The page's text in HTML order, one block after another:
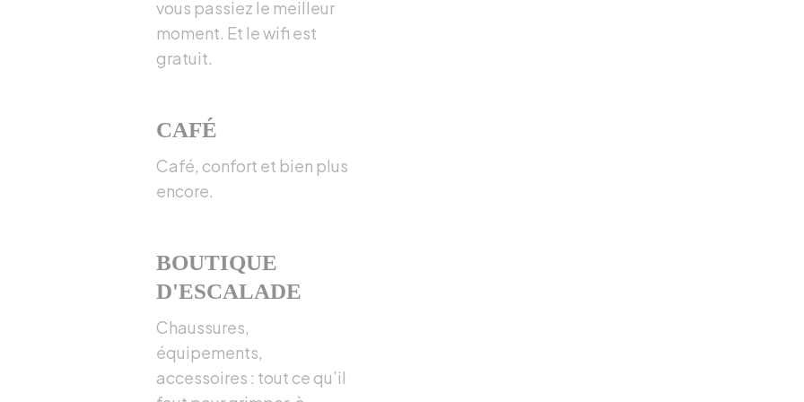
vous passiez le meilleur
moment. Et le wifi est
gratuit.
CAFÉ
Café, confort et bien plus
encore.
BOUTIQUE
D'ESCALADE
Chaussures,
équipements,
accessoires : tout ce qu’il